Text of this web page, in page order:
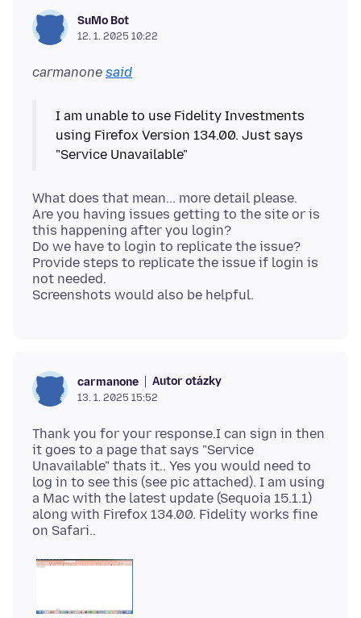
SuMo Bot
12. 1. 2025 10:22
carmanone said
I am unable to use Fidelity Investments
using Firefox Version 134.00. Just says
What does that mean... more detail please.
Are you having issues getting to the site or is
this happening after you login?
Do we have to login to replicate the issue?
Provide steps to replicate the issue if login is
not needed.
carmanone Autor otázky
13. 1. 2025 15:52
Thank you for your response.I can sign in then
it goes to a page that says "Service
Unavailable" thats it.. Yes you would need to
log in to see this (see pic attached). I am using
a Mac with the latest update (Sequoia 15.1.1)
along with Firefox 134.00. Fidelity works fine